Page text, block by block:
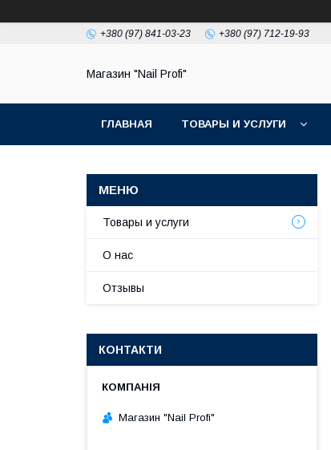
+380 (97) 841-03-23 +380 (97) 712-19-93
Магазин "Nail Profi"
ГЛАВНАЯ ТОВАРЫ И УСЛУГИ
Товары и услуги
О нас
Отзывы
КОНТАКТИ
Магазин "Nail Profi"